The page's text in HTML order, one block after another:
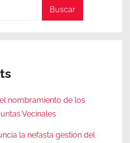
Buscar
nombramiento de los
Vecinales
la nefasta gestión del